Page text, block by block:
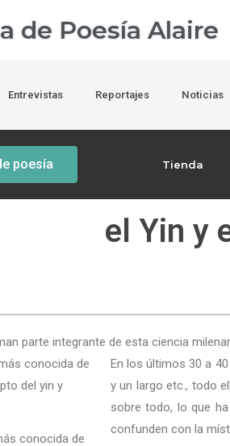
de Poesía Alaire
Entrevistas Reportajes Noticias
poesía Tienda
el Yin y
parte integrante de esta ciencia
conocida de
En los últimos 30 a
y un largo etc., todo
sobre todo, lo que
confunden con la